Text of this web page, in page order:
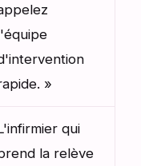
»
qui
la relève